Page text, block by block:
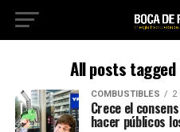
All posts
COMBUSTIBLES 2
Crece el
hacer públicos